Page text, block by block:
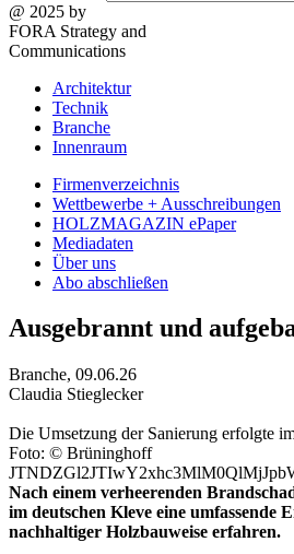
@ 2025 by
FORA Strategy and
Communications
Architektur
Technik
Branche
Innenraum
Firmenverzeichnis
Wettbewerbe + Ausschreibungen
HOLZMAGAZIN ePaper
Mediadaten
Über uns
Abo abschließen
Ausgebrannt und
Branche, 09.06.26
Claudia Stieglecker
Die Umsetzung der Sanierung erfolgte
Foto: © Brüninghoff
Nach einem verheerenden
im deutschen Kleve eine umfassende
nachhaltiger Holzbauweise erfahren.